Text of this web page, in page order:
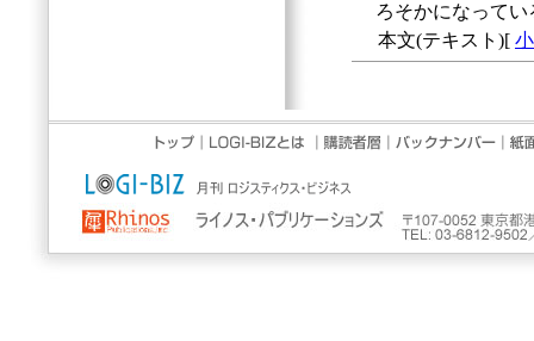
ろそかになってい
本文(テキスト)[